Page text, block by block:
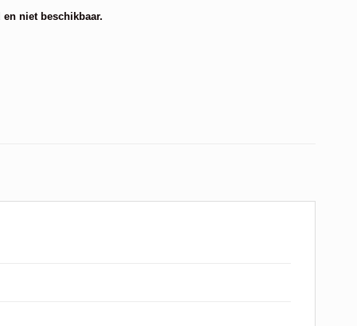
niet beschikbaar.